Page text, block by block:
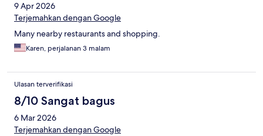
9 Apr 2026
Terjemahkan dengan Google
Many nearby restaurants and shopping.
Karen, perjalanan 3 malam
Ulasan terverifikasi
8/10 Sangat bagus
6 Mar 2026
Terjemahkan dengan Google